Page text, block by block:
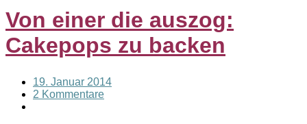
Von einer die auszog:
Cakepops zu backen
19. Januar 2014
2 Kommentare